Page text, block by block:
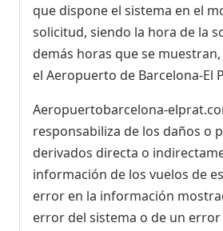
que dispone el sistema en el
solicitud, siendo la hora de la
demás horas que se
el Aeropuerto de Barcelona-El
Aeropuertobarcelona-
responsabiliza de los daños o
derivados directa o
información de los vuelos de
error en la información
error del sistema o de un error